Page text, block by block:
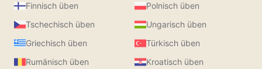
Finnisch üben
Polnisch üben
Tschechisch üben
Ungarisch üben
Griechisch üben
Türkisch üben
Rumänisch üben
Kroatisch üben